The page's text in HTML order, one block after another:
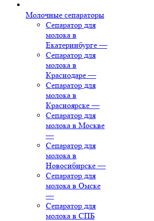
Молочные сепараторы
Сепаратор для
молока в
Екатеринбурге —
Сепаратор для
молока в
Краснодаре —
Сепаратор для
молока в
Красноярске —
Сепаратор для
молока в Москве
—
Сепаратор для
молока в
Новосибирске —
Сепаратор для
молока в Омске
—
Сепаратор для
молока в СПБ